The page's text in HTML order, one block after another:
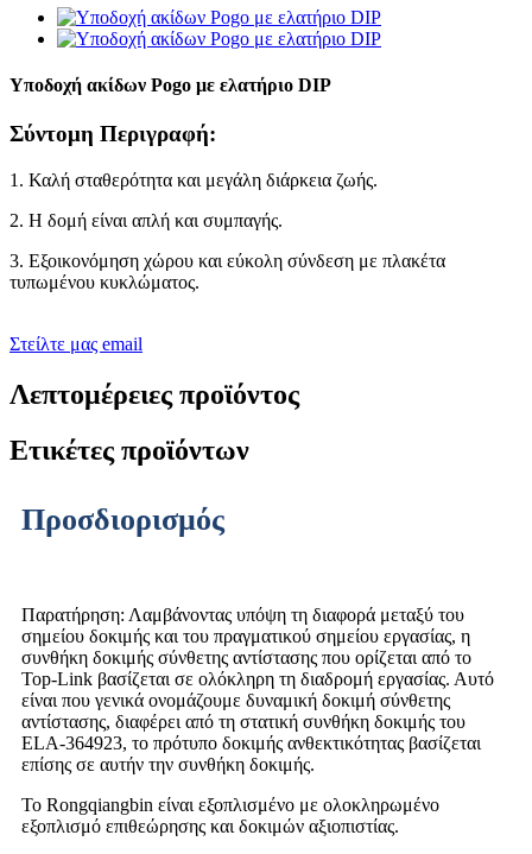
Υποδοχή ακίδων Pogo με ελατήριο DIP
Σύντομη Περιγραφή:
1. Καλή σταθερότητα και μεγάλη διάρκεια ζωής.
2. Η δομή είναι απλή και συμπαγής.
3. Εξοικονόμηση χώρου και εύκολη σύνδεση με πλακέτα
τυπωμένου κυκλώματος.
Στείλτε μας email
Λεπτομέρειες προϊόντος
Ετικέτες προϊόντων
Προσδιορισμός
Παρατήρηση: Λαμβάνοντας υπόψη τη διαφορά μεταξύ του
σημείου δοκιμής και του πραγματικού σημείου εργασίας, η
συνθήκη δοκιμής σύνθετης αντίστασης που ορίζεται από το
Top-Link βασίζεται σε ολόκληρη τη διαδρομή εργασίας. Αυτό
είναι που γενικά ονομάζουμε δυναμική δοκιμή σύνθετης
αντίστασης, διαφέρει από τη στατική συνθήκη δοκιμής του
ELA-364923, το πρότυπο δοκιμής ανθεκτικότητας βασίζεται
επίσης σε αυτήν την συνθήκη δοκιμής.
Το Rongqiangbin είναι εξοπλισμένο με ολοκληρωμένο
εξοπλισμό επιθεώρησης και δοκιμών αξιοπιστίας.